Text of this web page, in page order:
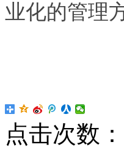
业化的管理
点击次数：